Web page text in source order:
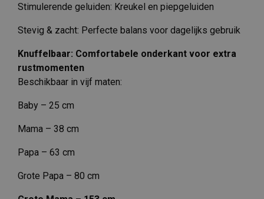
Stimulerende geluiden: Kreukel en piepgeluiden
Stevig & zacht: Perfecte balans voor dagelijks gebruik
Knuffelbaar: Comfortabele onderkant voor extra
rustmomenten
Beschikbaar in vijf maten:
Baby – 25 cm
Mama – 38 cm
Papa – 63 cm
Grote Papa – 80 cm